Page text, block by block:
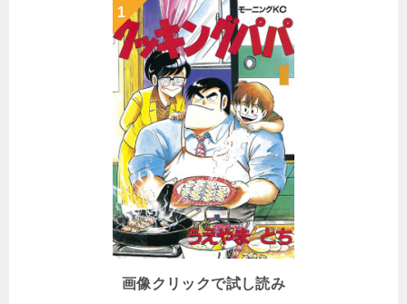
画像クリックで試し読み